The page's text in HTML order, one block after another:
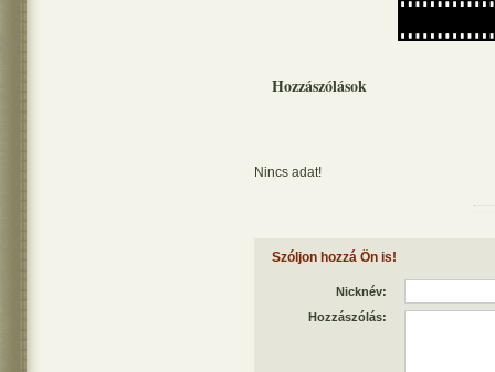
Hozzászólások
Nincs adat!
Szóljon hozzá Ön is!
Nicknév:
Hozzászólás: